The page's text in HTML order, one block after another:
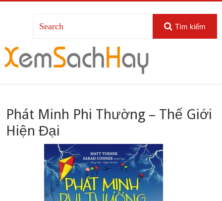
Tìm kiếm
Phát Minh Phi Thường – Thế Giới
Hiện Đại